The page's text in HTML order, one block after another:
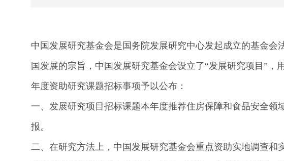
中国发展研究基金会是国务院发展研究中心发起成立的基金
国发展的宗旨，中国发展研究基金会设立了“发展研究项目”，
年度资助研究课题招标事项予以公布：
一、发展研究项目招标课题本年度推荐住房保障和食品安全
报。
二、在研究方法上，中国发展研究基金会重点资助实地调查和